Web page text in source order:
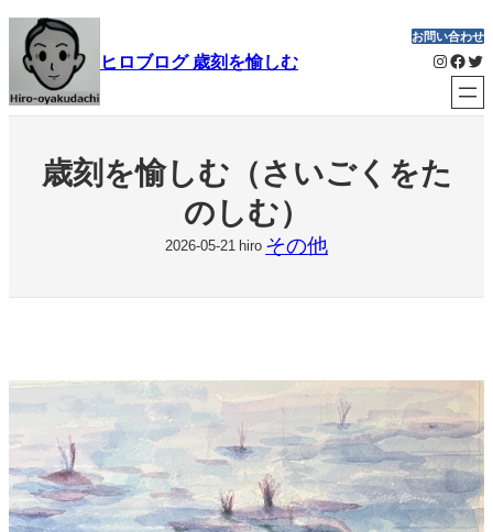
内
容
を
ス
ヒロブログ 歳刻を愉しむ
お問い合わせ
Instagram Facebook Twitter
歳刻を愉しむ（さいごくをた
のしむ）
2026-05-21 hiro その他